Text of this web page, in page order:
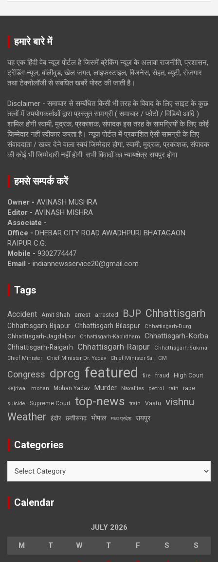
हमारे बारे में
यह एक हिंदी वेब न्यूज़ पोर्टल है जिसमें ब्रेकिंग न्यूज़ के अलावा राजनीति, प्रशासन,
ट्रेंडिंग न्यूज, बॉलीवुड, खेल जगत, लाइफस्टाइल, बिजनेस, सेहत, ब्यूटी, रोजगार
तथा टेक्नोलॉजी से संबंधित खबरें पोस्ट की जाती है।
Disclaimer - समाचार से सम्बंधित किसी भी तरह के विवाद के लिए साइट के कुछ
तत्वों में उपयोगकर्ताओं द्वारा प्रस्तुत सामग्री ( समाचार / फोटो / विडियो आदि )
शामिल होगी स्वामी, मुद्रक, प्रकाशक, संपादक इस तरह के सामग्रियों के लिए कोई
ज़िम्मेदार नहीं स्वीकार करता है। न्यूज़ पोर्टल में प्रकाशित ऐसी सामग्री के लिए
संवाददाता / खबर देने वाला स्वयं जिम्मेदार होगा, स्वामी, मुद्रक, प्रकाशक, संपादक
की कोई भी जिम्मेदारी नहीं होगी. सभी विवादों का न्यायक्षेत्र रायपुर होगा
हमसे सम्पर्क करें
Owner - AVINASH MUSHRA
Editor - AVINASH MISHRA
Associate -
Office - DHEBAR CITY ROAD AWADHPURI BHATAGAON
RAIPUR C.G.
Mobile - 9302774447
Email - indiannewsservice20@gmail.com
Tags
Accident Amit Shah arrest arrested BJP Chhattisgarh
Chhattisgarh-Bijapur Chhattisgarh-Bilaspur Chhattisgarh-Durg
Chhattisgarh-Jagdalpur Chhattisgarh-Kabirdham Chhattisgarh-Korba
Chhattisgarh-Raigarh Chhattisgarh-Raipur
Chhattisgarh-Sukma
Chief Minister
Chief Minister Dr. Yadav Chief Minister Sai CM
Congress dprcg featured fire fraud High Court
Kejriwal mohan Mohan Yadav Murder Naxalites petrol rain rape
suicide Supreme Court top-news train Vastu vishnu
Weather इंदौर छत्तीसगढ़ भोपाल मध्य प्रदेश रायपुर
Categories
Calendar
JULY 2026
M T W T F S S